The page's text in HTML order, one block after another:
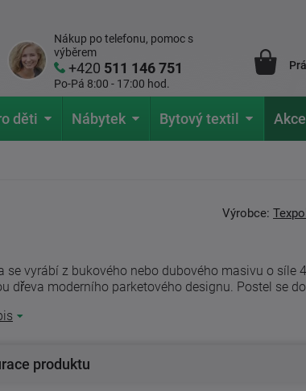
Nákup po telefonu, pomoc s
výběrem
+420 511 146 751
Po-Pá 8:00 - 17:00 hod.
děti Nábytek Bytový textil
Výrobce:Texpol
se vyrábí z bukového nebo dubového masivu o síle
dřeva moderního parketového designu. Postel se
produktu